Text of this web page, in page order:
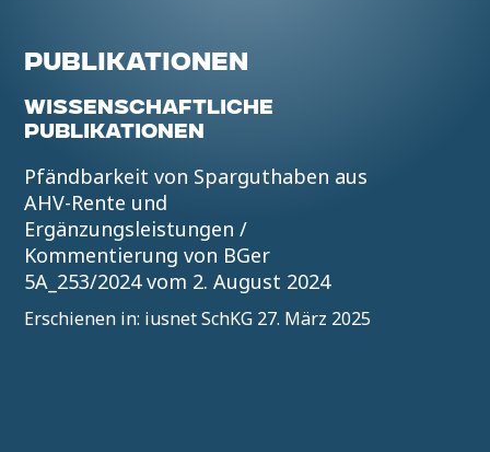
PUBLIKATIONEN
WISSENSCHAFTLICHE
PUBLIKATIONEN
Pfändbarkeit von Sparguthaben aus
AHV-Rente und
Ergänzungsleistungen /
Kommentierung von BGer
5A_253/2024 vom 2. August 2024
Erschienen in: iusnet SchKG 27. März 2025